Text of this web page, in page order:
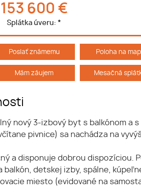
153 600 €
Splátka úveru:*
Poslať známemu Poloha na
Mám záujem Mesačná
nový 3-izbový byt s balkónom
pivnice) sa nachádza na
a disponuje dobrou dispozíciou.
balkón, detskej izby, spálne,
miesto (evidované na